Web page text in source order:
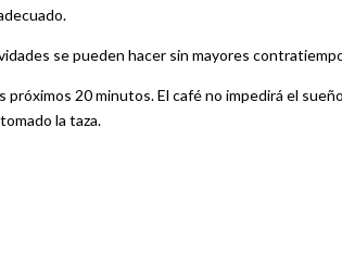
se pueden hacer sin mayores
20 minutos. El café no impedirá el
la taza.